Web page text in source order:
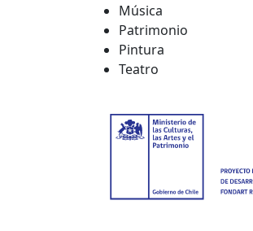
Música
Patrimonio
Pintura
Teatro